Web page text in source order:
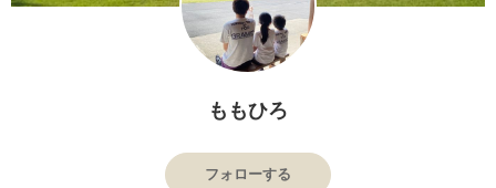
ももひろ
フォローする